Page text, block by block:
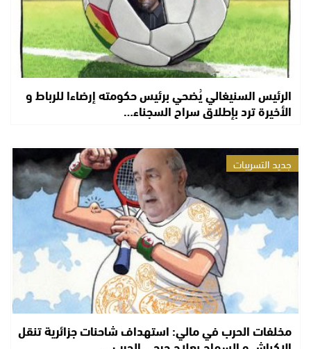
الرئيس السنيغالي يُضحي برئيس حكومته إرضاءا للرباط و
الأخيرة ترد بإطلاق سراح السجناء…
جديد التسريبات
مخلفات الحرب في مالي: استهداف شاحنات جزائرية تنقل